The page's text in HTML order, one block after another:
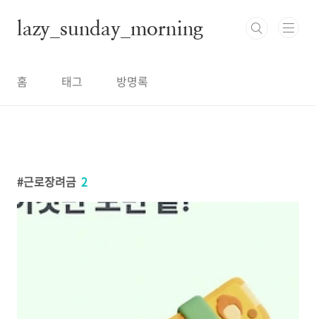
lazy_sunday_morning
홈 태그 방명록
근로장려금 2